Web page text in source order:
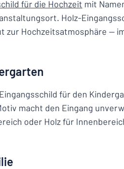
für die Hochzeit mit
Holz-
zur Hochzeitsatmosphäre —
für den
macht den Eingang
oder Holz für